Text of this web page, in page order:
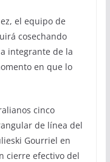
el equipo de
cosechando
integrante de la
en que lo
cinco
de línea del
Gourriel en
cierre efectivo del